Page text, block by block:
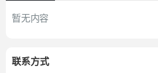
暂无内容
联系方式